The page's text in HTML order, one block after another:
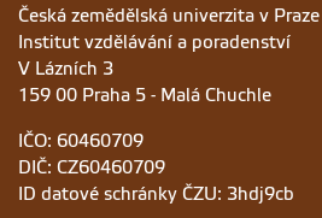
Česká zemědělská univerzita v Praze
Institut vzdělávání a poradenství
V Lázních 3
159 00 Praha 5 - Malá Chuchle
IČO: 60460709
DIČ: CZ60460709
ID datové schránky ČZU: 3hdj9cb